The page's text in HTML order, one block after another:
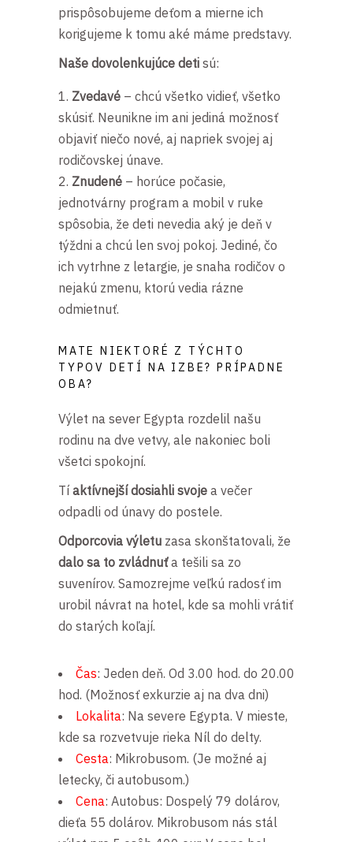
prispôsobujeme deťom a mierne ich
korigujeme k tomu aké máme predstavy.
Naše dovolenkujúce deti sú:
Zvedavé – chcú všetko vidieť, všetko
skúsiť. Neunikne im ani jediná možnosť
objaviť niečo nové, aj napriek svojej aj
rodičovskej únave.
Znudené – horúce počasie,
jednotvárny program a mobil v ruke
spôsobia, že deti nevedia aký je deň v
týždni a chcú len svoj pokoj. Jediné, čo
ich vytrhne z letargie, je snaha rodičov o
nejakú zmenu, ktorú vedia rázne
odmietnuť.
MATE NIEKTORÉ Z TÝCHTO
TYPOV DETÍ NA IZBE? PRÍPADNE
OBA?
Výlet na sever Egypta rozdelil našu
rodinu na dve vetvy, ale nakoniec boli
všetci spokojní.
Tí aktívnejší dosiahli svoje a večer
odpadli od únavy do postele.
Odporcovia výletu zasa skonštatovali, že
dalo sa to zvládnuťa tešili sa zo
suvenírov. Samozrejme veľkú radosť im
urobil návrat na hotel, kde sa mohli vrátiť
do starých koľají.
Čas: Jeden deň. Od 3.00 hod. do 20.00
hod. (Možnosť exkurzie aj na dva dni)
Lokalita: Na severe Egypta. V mieste,
kde sa rozvetvuje rieka Níl do delty.
Cesta: Mikrobusom. (Je možné aj
letecky, či autobusom.)
Cena: Autobus: Dospelý 79 dolárov,
dieťa 55 dolárov. Mikrobusom nás stál